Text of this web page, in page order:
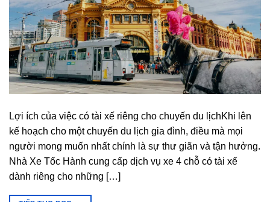
Lợi ích của việc có tài xế riêng cho chuyến du lịchKhi lên
kế hoạch cho một chuyến du lịch gia đình, điều mà mọi
người mong muốn nhất chính là sự thư giãn và tận hưởng.
Nhà Xe Tốc Hành cung cấp dịch vụ xe 4 chỗ có tài xế
dành riêng cho những […]